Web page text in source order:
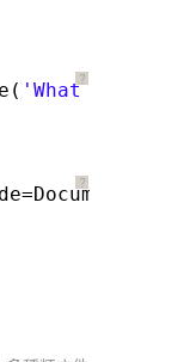
？
'What is the
？